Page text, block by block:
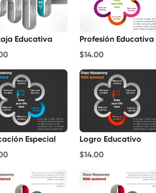
Educativa
Profesión Educativa
$14.00
Especial
Logro Educativo
$14.00